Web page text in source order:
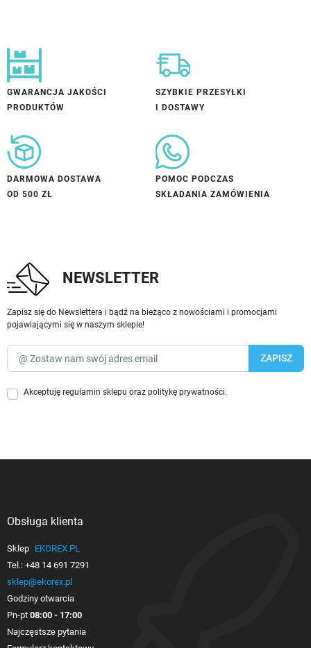
GWARANCJA JAKOŚCI
PRODUKTÓW
SZYBKIE PRZESYŁKI
I DOSTAWY
DARMOWA DOSTAWA
OD 500 ZŁ
POMOC PODCZAS
SKŁADANIA ZAMÓWIENIA
NEWSLETTER
Zapisz się do Newslettera i bądź na bieżąco z nowościami i promocjami
pojawiającymi się w naszym sklepie!
Akceptuję regulamin sklepu oraz politykę prywatności.
Obsługa klienta
Sklep EKOREX.PL
Tel.: +48 14 691 7291
sklep@ekorex.pl
Godziny otwarcia
Pn-pt 08:00 - 17:00
Najczęstsze pytania